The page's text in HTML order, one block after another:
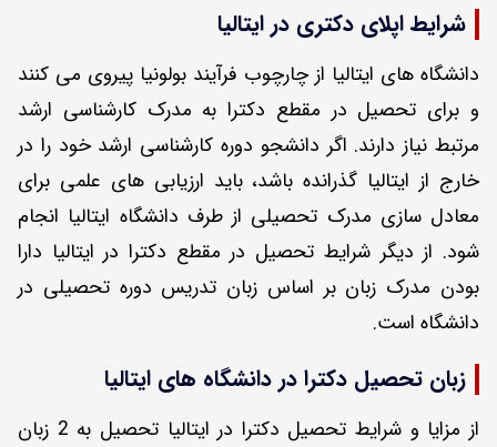
شرایط اپلای دکتری در ایتالیا
دانشگاه های ایتالیا از چارچوب فرآیند بولونیا پیروی می کنند
و برای تحصیل در مقطع دکترا به مدرک کارشناسی ارشد
مرتبط نیاز دارند. اگر دانشجو دوره کارشناسی ارشد خود را در
خارج از ایتالیا گذرانده باشد، باید ارزیابی های علمی برای
معادل سازی مدرک تحصیلی از طرف دانشگاه ایتالیا انجام
شود. از دیگر شرایط تحصیل در مقطع دکترا در ایتالیا دارا
بودن مدرک زبان بر اساس زبان تدریس دوره تحصیلی در
دانشگاه است.
زبان تحصیل دکترا در دانشگاه های ایتالیا
از مزایا و شرایط تحصیل دکترا در ایتالیا تحصیل به 2 زبان